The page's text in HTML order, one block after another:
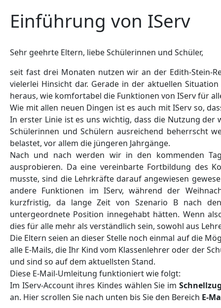
Einführung von IServ
Sehr geehrte Eltern, liebe Schülerinnen und Schüler,
seit fast drei Monaten nutzen wir an der Edith-Stein-
vielerlei Hinsicht dar. Gerade in der aktuellen
heraus, wie komfortabel die Funktionen von IServ für
Wie mit allen neuen Dingen ist es auch mit IServ so,
In erster Linie ist es uns wichtig, dass die Nutzung der
Schülerinnen und Schülern ausreichend beherrscht
belastet, vor allem die jüngeren Jahrgänge.
Nach und nach werden wir in den kommenden
ausprobieren. Da eine vereinbarte Fortbildung des
musste, sind die Lehrkräfte darauf angewiesen
andere Funktionen im IServ, während der
kurzfristig, da lange Zeit von Szenario B nach
untergeordnete Position innegehabt hätten. Wenn
dies für alle mehr als verständlich sein, sowohl aus
Die Eltern seien an dieser Stelle noch einmal auf die
alle E-Mails, die Ihr Kind vom Klassenlehrer oder der
und sind so auf dem aktuellsten Stand.
Diese E-Mail-Umleitung funktioniert wie folgt:
Im IServ-Account ihres Kindes wählen Sie im
an. Hier scrollen Sie nach unten bis Sie den Bereich E-